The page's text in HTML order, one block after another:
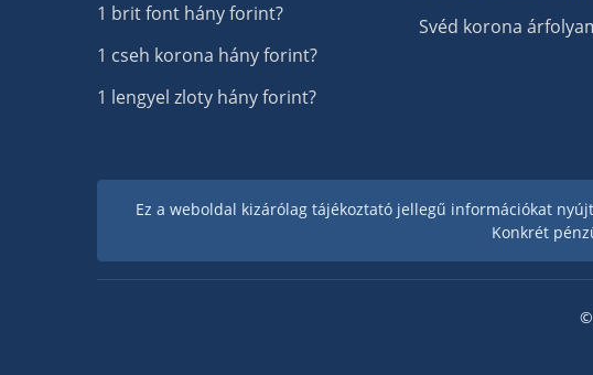
1 brit font hány forint?
1 cseh korona hány forint?
1 lengyel zloty hány forint?
Svéd korona
Ez a weboldal kizárólag tájékoztató jellegű információkat
Konkrét
©